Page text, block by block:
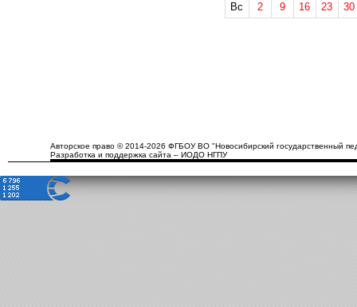
Вс
2 9 16 23 30
Авторское право © 2014-2026 ФГБОУ ВО "Новосибирский государственный
Разработка и поддержка сайта – ИОДО НГПУ